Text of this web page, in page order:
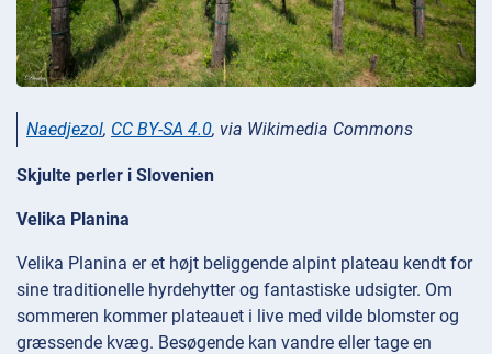
Naedjezol, CC BY-SA 4.0, via Wikimedia Commons
Skjulte perler i Slovenien
Velika Planina
Velika Planina er et højt beliggende alpint plateau kendt for
sine traditionelle hyrdehytter og fantastiske udsigter. Om
sommeren kommer plateauet i live med vilde blomster og
græssende kvæg. Besøgende kan vandre eller tage en